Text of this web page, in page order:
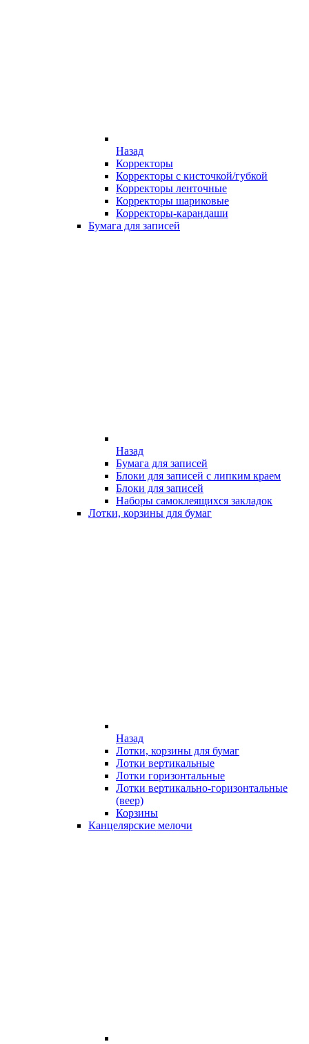
Назад
Корректоры
Корректоры с кисточкой/губкой
Корректоры ленточные
Корректоры шариковые
Корректоры-карандаши
Бумага для записей
Назад
Бумага для записей
Блоки для записей с липким краем
Блоки для записей
Наборы самоклеящихся закладок
Лотки, корзины для бумаг
Назад
Лотки, корзины для бумаг
Лотки вертикальные
Лотки горизонтальные
Лотки вертикально-горизонтальные
(веер)
Корзины
Канцелярские мелочи